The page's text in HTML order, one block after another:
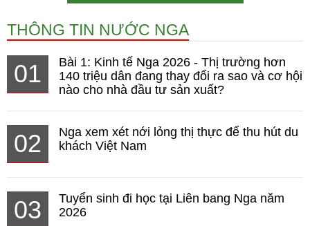
THÔNG TIN NƯỚC NGA
01
Bài 1: Kinh tế Nga 2026 - Thị trường hơn
140 triệu dân đang thay đổi ra sao và cơ hội
nào cho nhà đầu tư sản xuất?
02
Nga xem xét nới lỏng thị thực để thu hút du
khách Việt Nam
03
Tuyển sinh đi học tại Liên bang Nga năm
2026